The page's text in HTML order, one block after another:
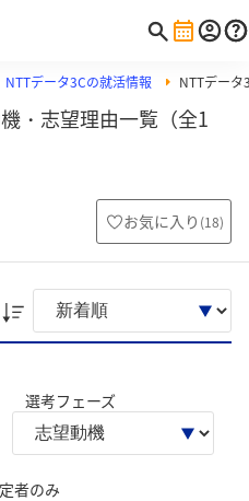
NTTデータ3Cの就活情報 NTTデータ
・志望理由一覧（全1
お気に入り (18)
選考フェーズ
者のみ